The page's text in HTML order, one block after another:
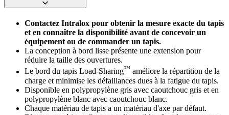
Contactez Intralox pour obtenir la mesure exacte du tapis
et en connaître la disponibilité avant de concevoir un
équipement ou de commander un tapis.
La conception à bord lisse présente une extension pour
réduire la taille des ouvertures.
Le bord du tapis Load-Sharing™ améliore la répartition de la
charge et minimise les défaillances dues à la fatigue du tapis.
Disponible en polypropylène gris avec caoutchouc gris et en
polypropylène blanc avec caoutchouc blanc.
Chaque matériau de tapis a un matériau d'axe par défaut.